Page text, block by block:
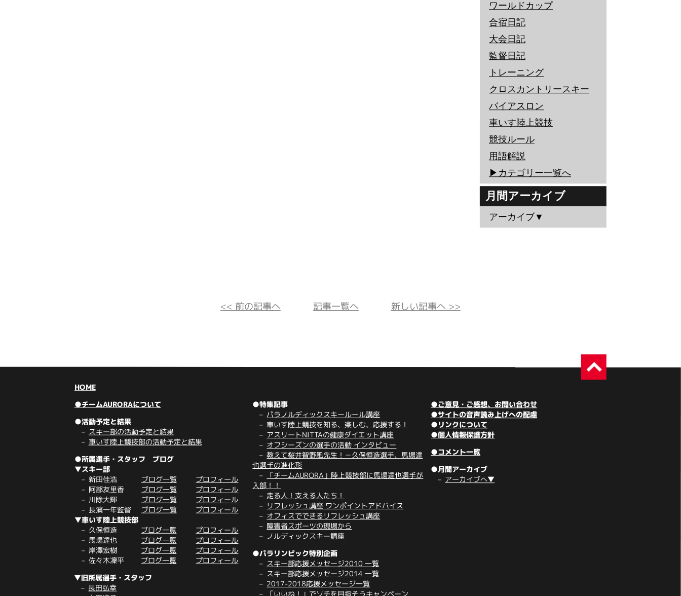
ワールドカップ
合宿日記
大会日記
監督日記
トレーニング
クロスカントリースキー
バイアスロン
車いす陸上競技
競技ルール
用語解説
▶︎カテゴリー一覧へ
月間アーカイブ
アーカイブ▼
<< 前の記事へ 記事一覧へ 新しい記事へ >>
HOME
●チームAURORAについて
●活動予定と結果
スキー部の活動予定と結果
車いす陸上競技部の活動予定と結果
●所属選手・スタッフ ブログ
▼スキー部
新田佳浩 ブログ一覧 プロフィール
阿部友里香 ブログ一覧 プロフィール
川除大輝 ブログ一覧
プロフィール
長濱一年監督
ブログ一覧 プロフィール
▼車いす陸上競技部
久保恒造 ブログ一覧 プロフィール
馬場達也 ブログ一覧 プロフィール
岸澤宏樹 ブログ一覧 プロフィール
佐々木凜平 ブログ一覧 プロフィール
▼旧所属選手・スタッフ
長田弘幸
●特集記事
パラノルディックスキールール講座
車いす陸上競技を知る、楽しむ、応援する！
アスリートNITTAの健康ダイエット講座
オフシーズンの選手の活動 インタビュー
教えて桜井智野風先生！－久保恒造選手、馬場達
也選手の進化形
「チームAURORA」陸上競技部に馬場達也選手が
入部！！
走る人！支える人たち！
リフレッシュ講座 ワンポイントアドバイス
オフィスでできるリフレッシュ講座
障害者スポーツの現場から
ノルディックスキー講座
●パラリンピック特別企画
スキー部応援メッセージ2010 一覧
スキー部応援メッセージ2014 一覧
2017-2018応援メッセージ一覧
「いいね！」でソチを目指そうキャンペーン
●ご意見・ご感想、お問い合わせ
●サイトの音声読み上げへの配慮
●リンクについて
●個人情報保護方針
●コメント一覧
●月間アーカイブ
アーカイブへ▼